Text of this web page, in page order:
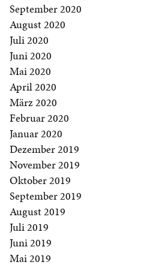
September 2020
August 2020
Juli 2020
Juni 2020
Mai 2020
April 2020
März 2020
Februar 2020
Januar 2020
Dezember 2019
November 2019
Oktober 2019
September 2019
August 2019
Juli 2019
Juni 2019
Mai 2019